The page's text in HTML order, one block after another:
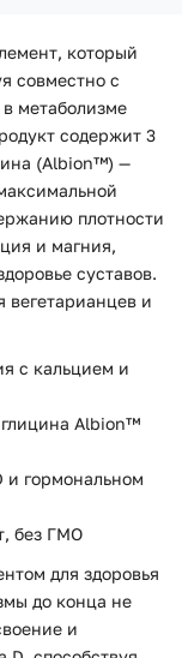
который
совместно с
метаболизме
содержит 3
(Albion™) —
плотности
и магния,
суставов.
вегетарианцев и
с кальцием и
Albion™
и гормональном
без ГМО
для здоровья
до конца не
и